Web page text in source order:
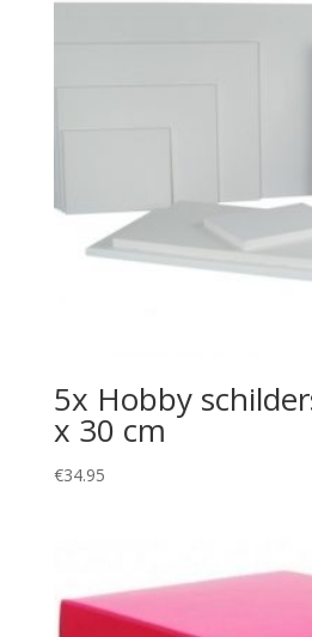
5x Hobby
x 30 cm
€34.95